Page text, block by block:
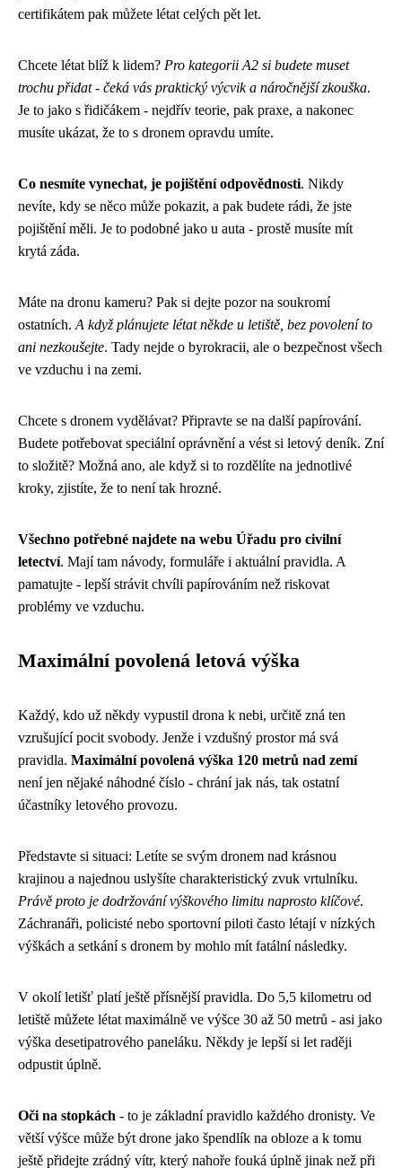
certifikátem pak můžete létat celých pět let.
Chcete létat blíž k lidem? Pro kategorii A2 si budete muset
trochu přidat - čeká vás praktický výcvik a náročnější zkouška.
Je to jako s řidičákem - nejdřív teorie, pak praxe, a nakonec
musíte ukázat, že to s dronem opravdu umíte.
Co nesmíte vynechat, je pojištění odpovědnosti. Nikdy
nevíte, kdy se něco může pokazit, a pak budete rádi, že jste
pojištění měli. Je to podobné jako u auta - prostě musíte mít
krytá záda.
Máte na dronu kameru? Pak si dejte pozor na soukromí
ostatních. A když plánujete létat někde u letiště, bez povolení to
ani nezkoušejte. Tady nejde o byrokracii, ale o bezpečnost všech
ve vzduchu i na zemi.
Chcete s dronem vydělávat? Připravte se na další papírování.
Budete potřebovat speciální oprávnění a vést si letový deník. Zní
to složitě? Možná ano, ale když si to rozdělíte na jednotlivé
kroky, zjistíte, že to není tak hrozné.
Všechno potřebné najdete na webu Úřadu pro civilní
letectví. Mají tam návody, formuláře i aktuální pravidla. A
pamatujte - lepší strávit chvíli papírováním než riskovat
problémy ve vzduchu.
Maximální povolená letová výška
Každý, kdo už někdy vypustil drona k nebi, určitě zná ten
vzrušující pocit svobody. Jenže i vzdušný prostor má svá
pravidla. Maximální povolená výška 120 metrů nad zemí
není jen nějaké náhodné číslo - chrání jak nás, tak ostatní
účastníky letového provozu.
Představte si situaci: Letíte se svým dronem nad krásnou
krajinou a najednou uslyšíte charakteristický zvuk vrtulníku.
Právě proto je dodržování výškového limitu naprosto klíčové.
Záchranáři, policisté nebo sportovní piloti často létají v nízkých
výškách a setkání s dronem by mohlo mít fatální následky.
V okolí letišť platí ještě přísnější pravidla. Do 5,5 kilometru od
letiště můžete létat maximálně ve výšce 30 až 50 metrů - asi jako
výška desetipatrového paneláku. Někdy je lepší si let raději
odpustit úplně.
Oči na stopkách - to je základní pravidlo každého dronisty. Ve
větší výšce může být drone jako špendlík na obloze a k tomu
ještě přidejte zrádný vítr, který nahoře fouká úplně jinak než při